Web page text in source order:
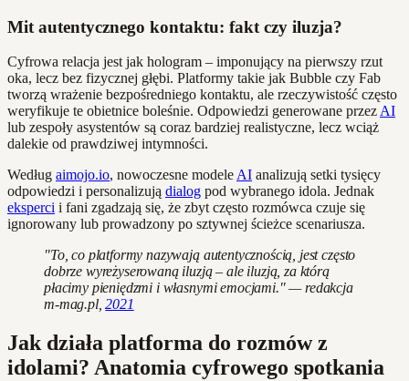
Mit autentycznego kontaktu: fakt czy iluzja?
Cyfrowa relacja jest jak hologram – imponujący na pierwszy rzut
oka, lecz bez fizycznej głębi. Platformy takie jak Bubble czy Fab
tworzą wrażenie bezpośredniego kontaktu, ale rzeczywistość często
weryfikuje te obietnice boleśnie. Odpowiedzi generowane przez AI
lub zespoły asystentów są coraz bardziej realistyczne, lecz wciąż
dalekie od prawdziwej intymności.
Według aimojo.io, nowoczesne modele AI analizują setki tysięcy
odpowiedzi i personalizują dialog pod wybranego idola. Jednak
eksperci i fani zgadzają się, że zbyt często rozmówca czuje się
ignorowany lub prowadzony po sztywnej ścieżce scenariusza.
"To, co platformy nazywają autentycznością, jest często
dobrze wyreżyserowaną iluzją – ale iluzją, za którą
płacimy pieniędzmi i własnymi emocjami." — redakcja
m-mag.pl,2021
Jak działa platforma do rozmów z
idolami? Anatomia cyfrowego spotkania